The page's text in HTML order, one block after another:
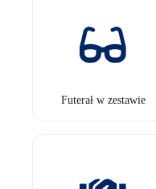
Futerał w zestawie